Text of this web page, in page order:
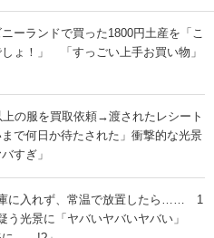
ーランドで買った1800円土産を「こ
ょ！」 「すっごい上手お買い物」
上の服を買取依頼→渡されたレシート
何日か待たされた」衝撃的な光景
すぎ」
に入れず、常温で放置したら…… 1
う光景に「ヤバいヤバいヤバい」